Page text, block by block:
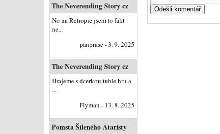
The Neverending Story cz
No na Retropie jsem to fakt
ne...
panprase - 3. 9. 2025
The Neverending Story cz
Hrajeme s dcerkou tuhle hru a
...
Flyman - 13. 8. 2025
Pomsta Šíleného Ataristy